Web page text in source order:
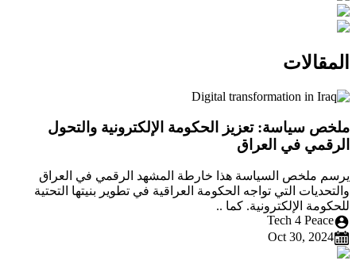
المقالات
ملخص سياسة: تعزيز الحكومة الإلكترونية والتحول
الرقمي في العراق
يرسم ملخص السياسة هذا خارطة المشهد الرقمي في العراق
والتحديات التي تواجه الحكومة العراقية في تطوير بنيتها التحتية
للحكومة الإلكترونية. كما ..
Tech 4 Peace
Oct 30, 2024